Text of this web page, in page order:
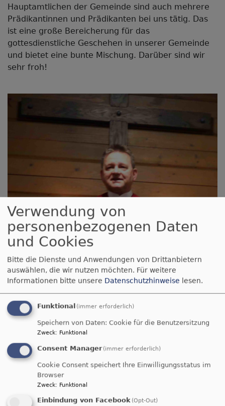
Hauptamtlichen der Gemeinde sind auch mehrere
Prädikantinnen und Prädikanten bei uns tätig. Das
ist eine große Bereicherung für das
gottesdienstliche Geschehen in unserer Gemeinde
und bietet eine bunte Mischung. Darüber sind wir
sehr froh!
Verwendung von
personenbezogenen Daten
und Cookies
Bitte die Dienste und Anwendungen von Drittanbietern
auswählen, die wir nutzen möchten. Für weitere
Informationen bitte unsere Datenschutzhinweise lesen.
Funktional (immer erforderlich)
Speichern von Daten: Cookie für die Benutzersitzung
Zweck: Funktional
Consent Manager (immer erforderlich)
Cookie Consent speichert Ihre Einwilligungsstatus im
Browser
Zweck: Funktional
Einbindung von Facebook (Opt-Out)